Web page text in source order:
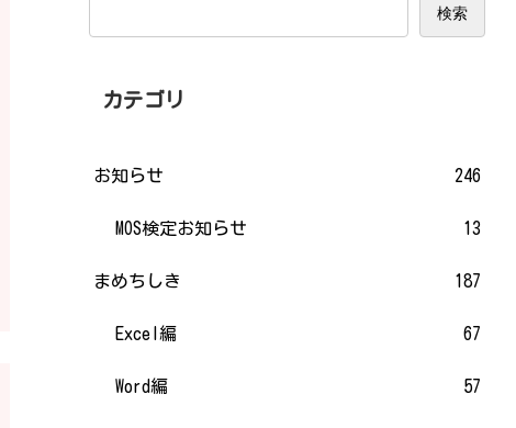
検索
カテゴリ
お知らせ 246
MOS検定お知らせ 13
まめちしき 187
Excel編 67
Word編 57